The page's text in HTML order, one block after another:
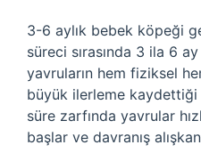
3-6 aylık bebek köpeği
süreci sırasında 3 ila 6
yavruların hem fiziksel
büyük ilerleme kaydettiği
süre zarfında yavrular
başlar ve davranış